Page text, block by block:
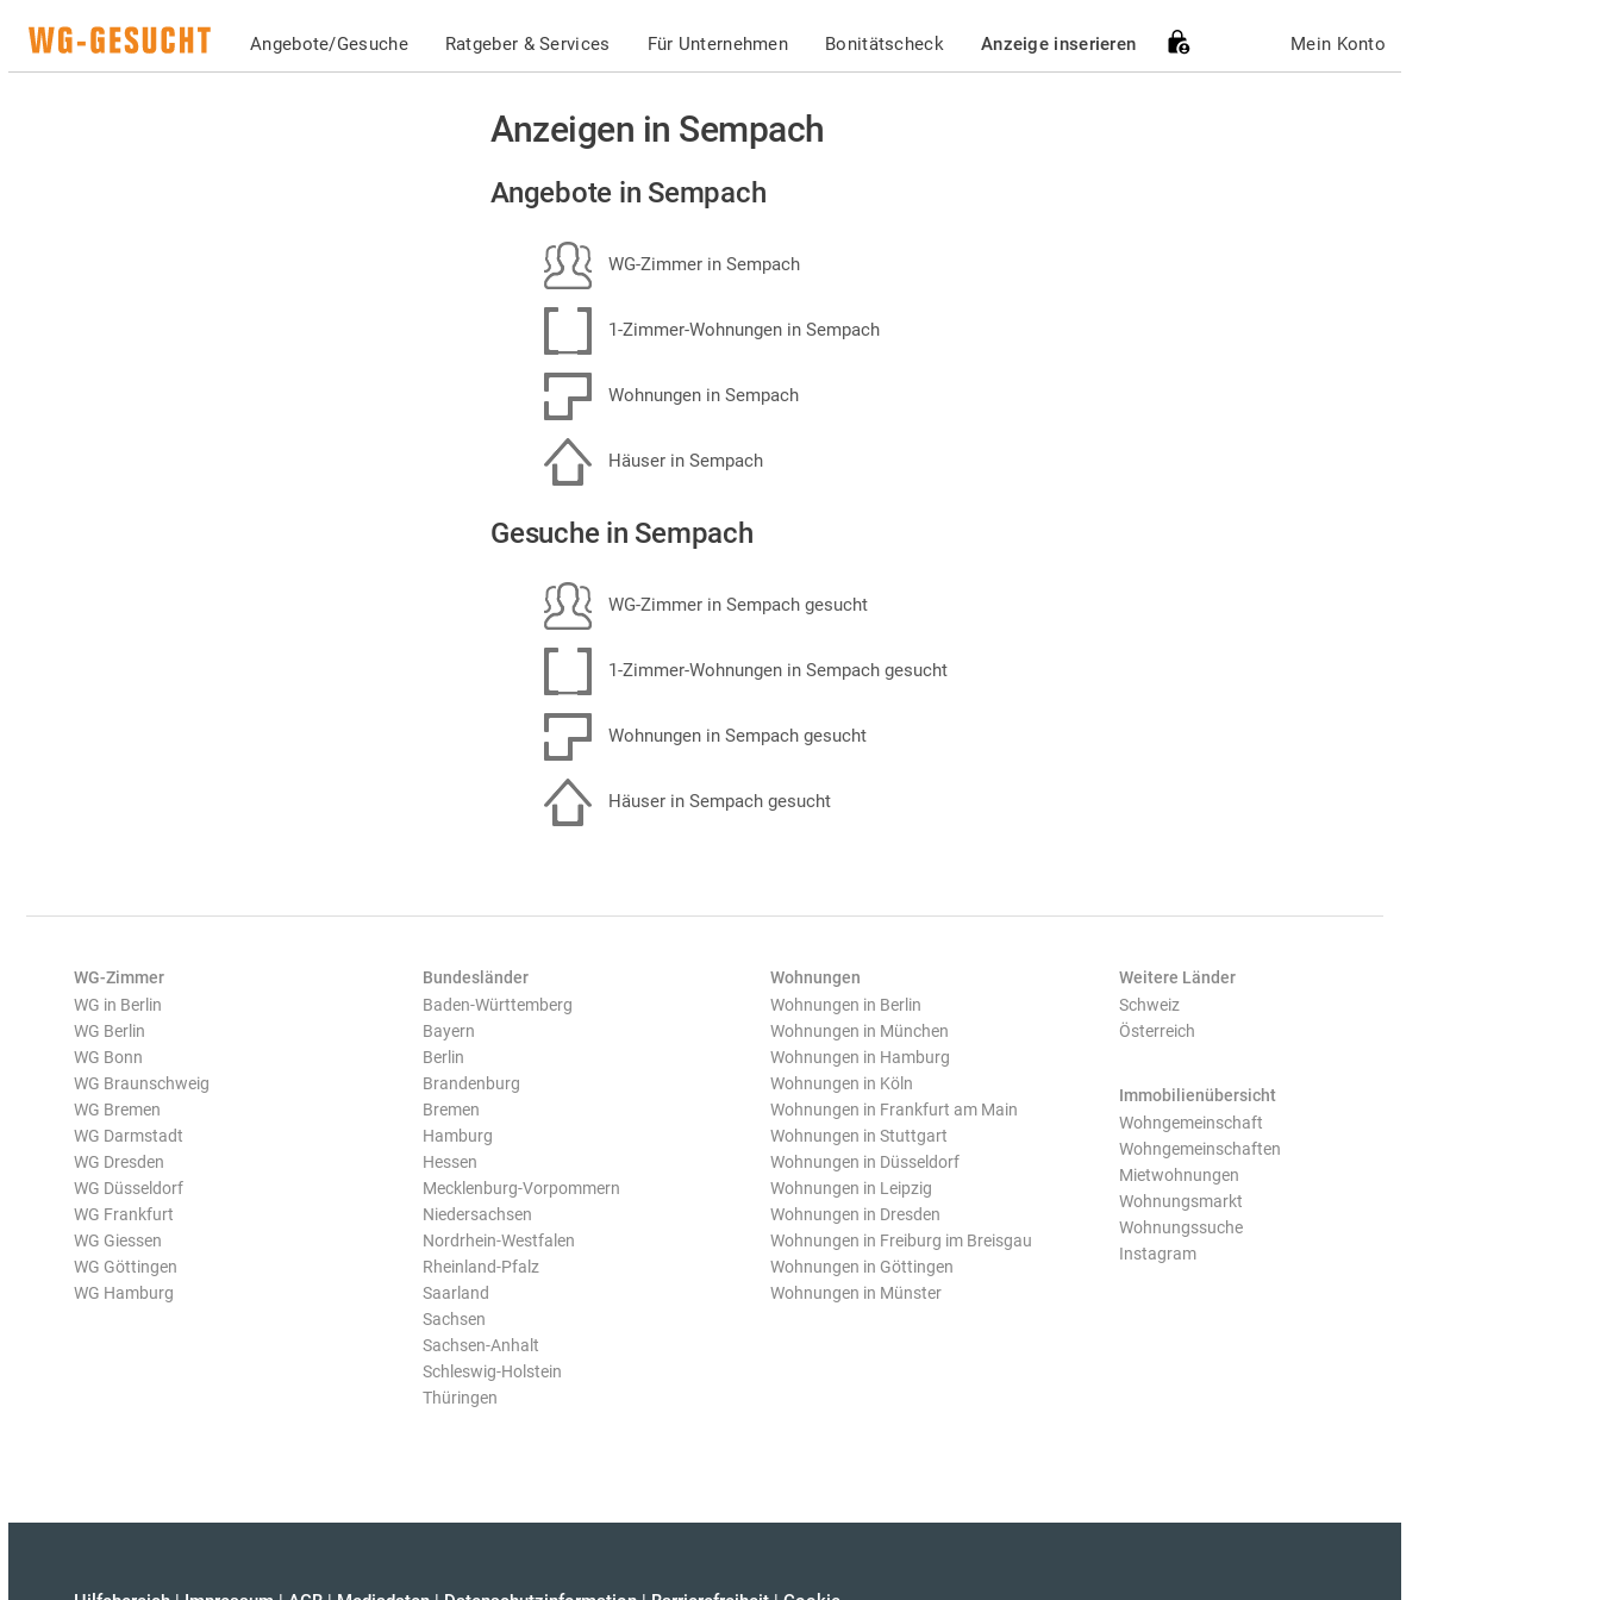
Angebote/Gesuche Ratgeber & Services Für Unternehmen Bonitätscheck Anzeige inserieren Mein Konto
Anzeigen in Sempach
Angebote in Sempach
WG-Zimmer in Sempach
1-Zimmer-Wohnungen in Sempach
Wohnungen in Sempach
Häuser in Sempach
Gesuche in Sempach
WG-Zimmer in Sempach gesucht
1-Zimmer-Wohnungen in Sempach gesucht
Wohnungen in Sempach gesucht
Häuser in Sempach gesucht
WG-Zimmer
WG in Berlin
WG Berlin
WG Bonn
WG Braunschweig
WG Bremen
WG Darmstadt
WG Dresden
WG Düsseldorf
WG Frankfurt
WG Giessen
WG Göttingen
WG Hamburg
Bundesländer
Baden-Württemberg
Bayern
Berlin
Brandenburg
Bremen
Hamburg
Hessen
Mecklenburg-Vorpommern
Niedersachsen
Nordrhein-Westfalen
Rheinland-Pfalz
Saarland
Sachsen
Sachsen-Anhalt
Schleswig-Holstein
Thüringen
Wohnungen
Wohnungen in Berlin
Wohnungen in München
Wohnungen in Hamburg
Wohnungen in Köln
Wohnungen in Frankfurt am Main
Wohnungen in Stuttgart
Wohnungen in Düsseldorf
Wohnungen in Leipzig
Wohnungen in Dresden
Wohnungen in Freiburg im Breisgau
Wohnungen in Göttingen
Wohnungen in Münster
Weitere Länder
Schweiz
Österreich
Immobilienübersicht
Wohngemeinschaft
Wohngemeinschaften
Mietwohnungen
Wohnungsmarkt
Wohnungssuche
Instagram